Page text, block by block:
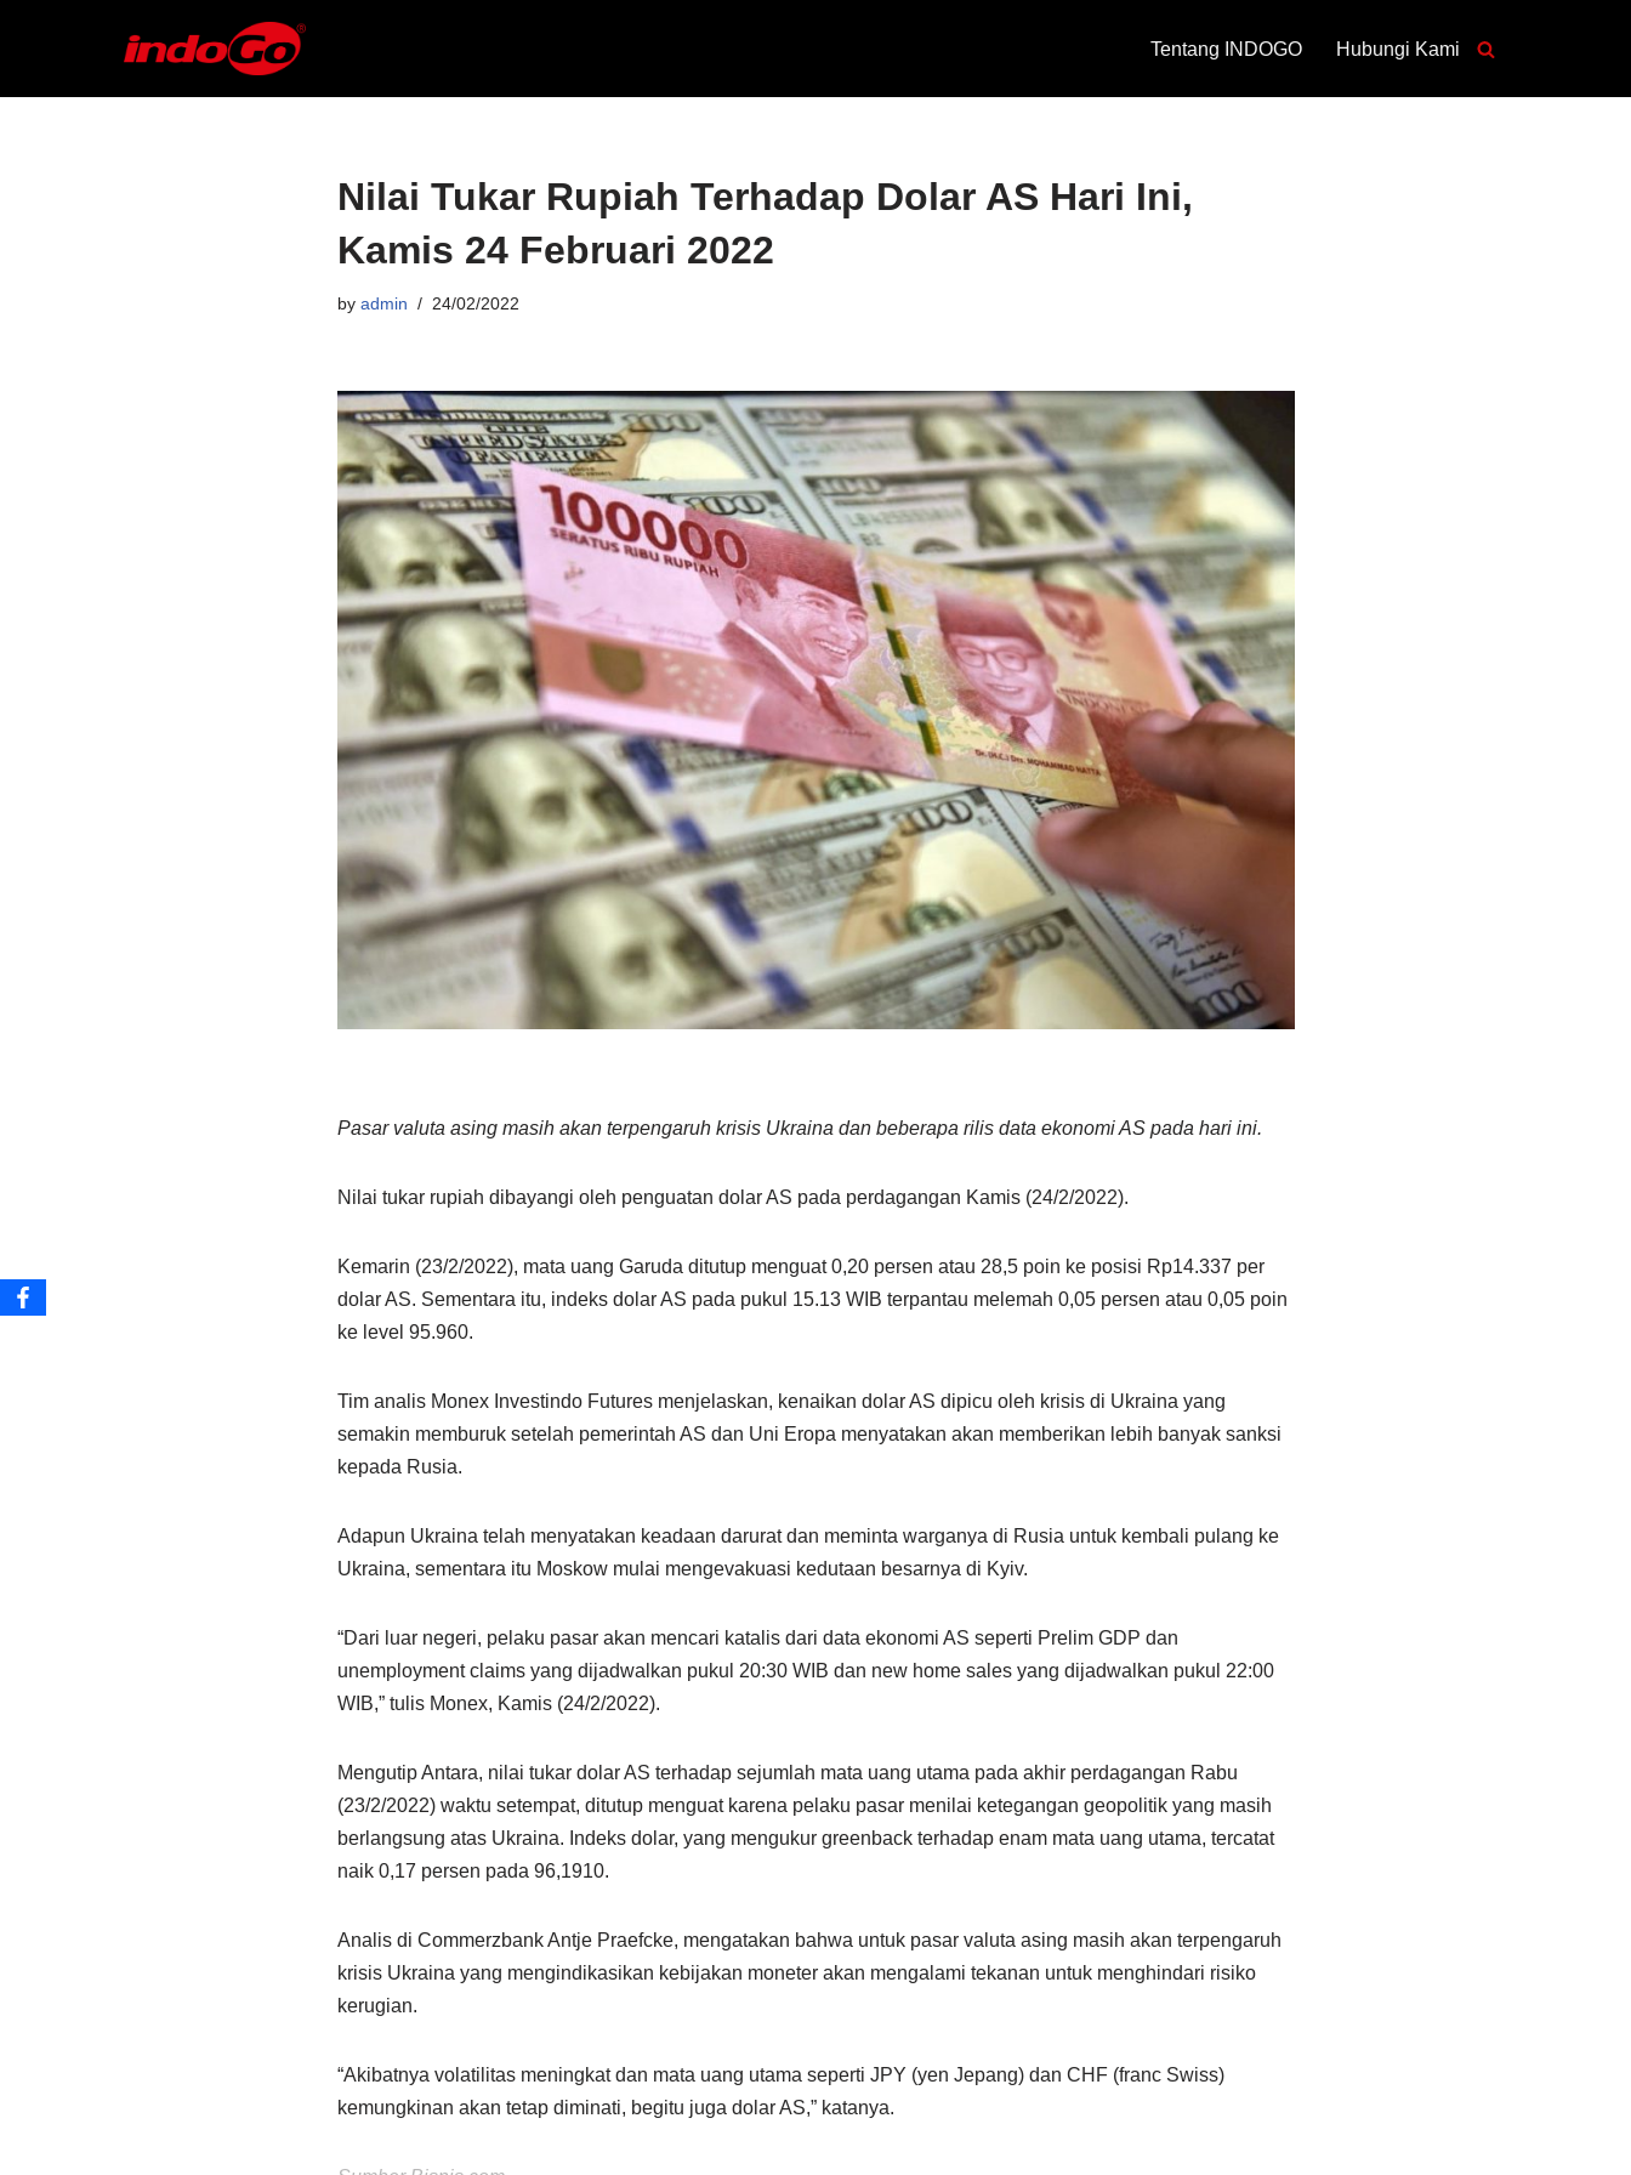
to
Tentang INDOGO Hubungi Kami
Nilai Tukar Rupiah Terhadap Dolar AS Hari Ini,
Kamis 24 Februari 2022
by admin 24/02/2022
Pasar valuta asing masih akan terpengaruh krisis Ukraina dan beberapa rilis data ekonomi AS pada hari ini.
Nilai tukar rupiah dibayangi oleh penguatan dolar AS pada perdagangan Kamis (24/2/2022).
Kemarin (23/2/2022), mata uang Garuda ditutup menguat 0,20 persen atau 28,5 poin ke posisi Rp14.337 per
dolar AS. Sementara itu, indeks dolar AS pada pukul 15.13 WIB terpantau melemah 0,05 persen atau 0,05 poin
ke level 95.960.
Tim analis Monex Investindo Futures menjelaskan, kenaikan dolar AS dipicu oleh krisis di Ukraina yang
semakin memburuk setelah pemerintah AS dan Uni Eropa menyatakan akan memberikan lebih banyak sanksi
kepada Rusia.
Adapun Ukraina telah menyatakan keadaan darurat dan meminta warganya di Rusia untuk kembali pulang ke
Ukraina, sementara itu Moskow mulai mengevakuasi kedutaan besarnya di Kyiv.
“Dari luar negeri, pelaku pasar akan mencari katalis dari data ekonomi AS seperti Prelim GDP dan
unemployment claims yang dijadwalkan pukul 20:30 WIB dan new home sales yang dijadwalkan pukul 22:00
WIB,” tulis Monex, Kamis (24/2/2022).
Mengutip Antara, nilai tukar dolar AS terhadap sejumlah mata uang utama pada akhir perdagangan Rabu
(23/2/2022) waktu setempat, ditutup menguat karena pelaku pasar menilai ketegangan geopolitik yang masih
berlangsung atas Ukraina. Indeks dolar, yang mengukur greenback terhadap enam mata uang utama, tercatat
naik 0,17 persen pada 96,1910.
Analis di Commerzbank Antje Praefcke, mengatakan bahwa untuk pasar valuta asing masih akan terpengaruh
krisis Ukraina yang mengindikasikan kebijakan moneter akan mengalami tekanan untuk menghindari risiko
kerugian.
“Akibatnya volatilitas meningkat dan mata uang utama seperti JPY (yen Jepang) dan CHF (franc Swiss)
kemungkinan akan tetap diminati, begitu juga dolar AS,” katanya.